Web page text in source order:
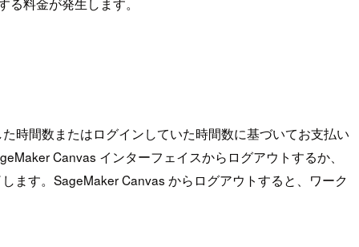
時間数またはログインしていた時間数に基づいてお支払い
Canvas インターフェイスからログアウトするか、
ます。SageMaker Canvas からログアウトすると、ワーク